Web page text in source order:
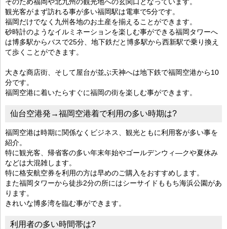
観光客がまず訪れる事が多い福岡駅は電車で5分です。
福岡だけでなく九州各地のお土産を揃えることができます。
砂時計のようなイルミネーションを楽しむ事ができる福岡タワーへ
は博多駅からバスで25分、地下鉄だと博多駅から西新駅で乗り換え
て歩くことができます。
大きな商店街、そして屋台が並ぶ天神へは地下鉄で福岡空港から10
分です。
福岡空港に着いたらすぐに福岡の街を楽しむ事ができます。
仙台空港発→福岡空港着で利用の多い時期は?
福岡空港は時期に関係なくビジネス、観光ともに利用客が多い事を
紹介。
特に観光客、帰省客の多い年末年始やゴールデンウィ―クや夏休み
などは大混雑します。
特に格安航空券を利用の方は早めのご購入をおすすめします。
また福岡タワーから徒歩2分の所にはシーサイドももち海浜公園があ
ります。
きれいな博多湾を臨む事ができます。
利用者の多い時間帯は?